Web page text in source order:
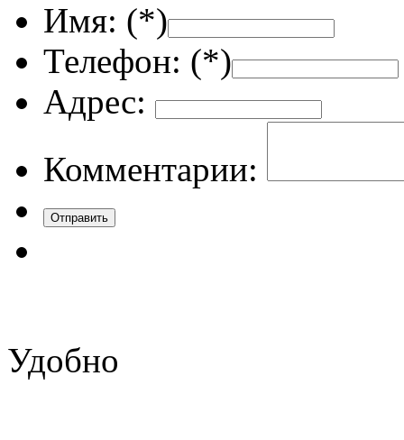
Имя: (*)
Телефон: (*)
Адрес:
Комментарии:
Удобно